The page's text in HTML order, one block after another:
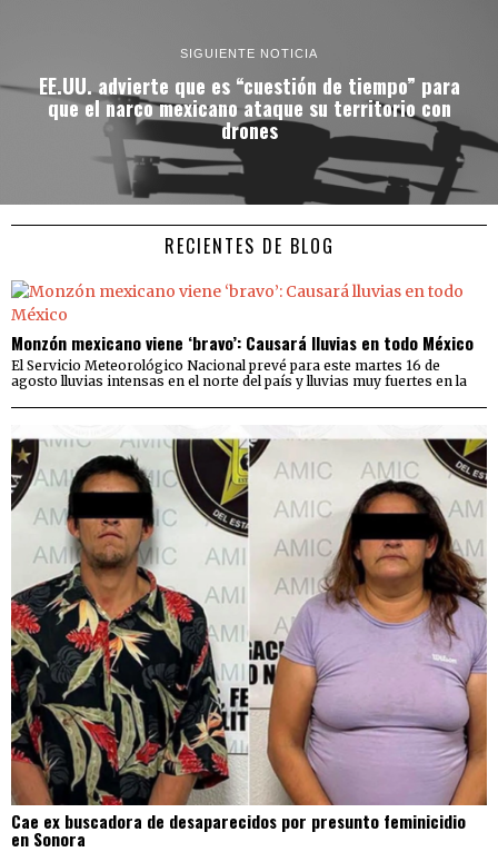
SIGUIENTE NOTICIA
EE.UU. advierte que es “cuestión de tiempo” para
que el narco mexicano ataque su territorio con
drones
RECIENTES DE BLOG
Monzón mexicano viene ‘bravo’: Causará lluvias en todo México
El Servicio Meteorológico Nacional prevé para este martes 16 de
agosto lluvias intensas en el norte del país y lluvias muy fuertes en la
Cae ex buscadora de desaparecidos por presunto feminicidio
en Sonora